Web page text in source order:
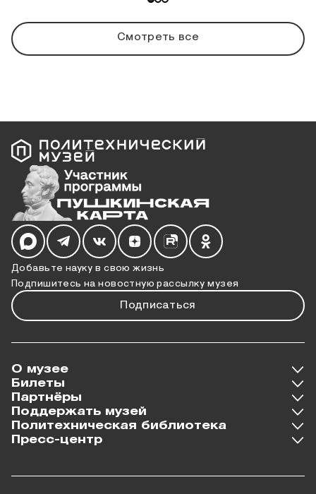
Смотреть все
Добавьте науку в свою жизнь
Подпишитесь на новостную рассылку музея
Подписаться
Мы в социальных сетях
О музее
Билеты
Партнёры
Поддержать музей
Политехническая библиотека
Пресс-центр